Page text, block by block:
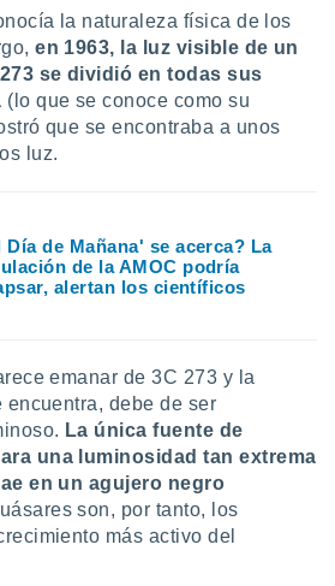
la naturaleza física de los
en 1963, la luz visible de un
se dividió en todas sus
(lo que se conoce como su
que se encontraba a unos
luz.
Día de Mañana' se acerca? La
de la AMOC podría
alertan los científicos
emanar de 3C 273 y la
debe de ser
La única fuente de
una luminosidad tan extrema
en un agujero negro
son, por tanto, los
más activo del